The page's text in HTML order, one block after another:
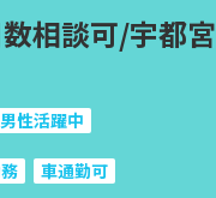
相談可/宇都宮
男性活躍中
車通勤可